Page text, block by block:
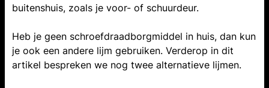
buitenshuis, zoals je voor- of schuurdeur.
Heb je geen schroefdraadborgmiddel in huis, dan kun
je ook een andere lijm gebruiken. Verderop in dit
artikel bespreken we nog twee alternatieve lijmen.